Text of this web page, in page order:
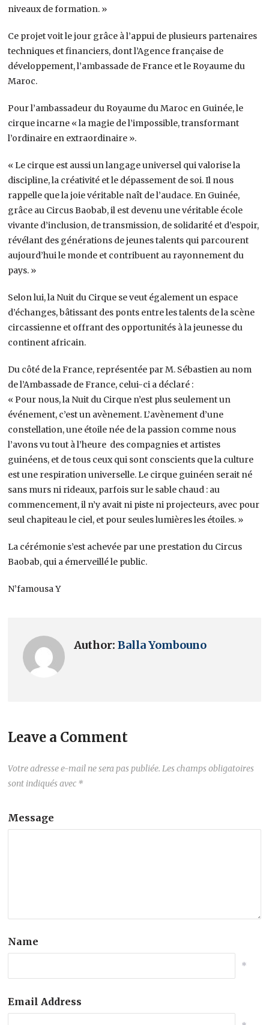
niveaux de formation. »
Ce projet voit le jour grâce à l’appui de plusieurs partenaires
techniques et financiers, dont l’Agence française de
développement, l’ambassade de France et le Royaume du
Maroc.
Pour l’ambassadeur du Royaume du Maroc en Guinée, le
cirque incarne « la magie de l’impossible, transformant
l’ordinaire en extraordinaire ».
« Le cirque est aussi un langage universel qui valorise la
discipline, la créativité et le dépassement de soi. Il nous
rappelle que la joie véritable naît de l’audace. En Guinée,
grâce au Circus Baobab, il est devenu une véritable école
vivante d’inclusion, de transmission, de solidarité et d’espoir,
révélant des générations de jeunes talents qui parcourent
aujourd’hui le monde et contribuent au rayonnement du
pays. »
Selon lui, la Nuit du Cirque se veut également un espace
d’échanges, bâtissant des ponts entre les talents de la scène
circassienne et offrant des opportunités à la jeunesse du
continent africain.
Du côté de la France, représentée par M. Sébastien au nom
de l’Ambassade de France, celui-ci a déclaré :
« Pour nous, la Nuit du Cirque n’est plus seulement un
événement, c’est un avènement. L’avènement d’une
constellation, une étoile née de la passion comme nous
l’avons vu tout à l’heure des compagnies et artistes
guinéens, et de tous ceux qui sont conscients que la culture
est une respiration universelle. Le cirque guinéen serait né
sans murs ni rideaux, parfois sur le sable chaud : au
commencement, il n’y avait ni piste ni projecteurs, avec pour
seul chapiteau le ciel, et pour seules lumières les étoiles. »
La cérémonie s’est achevée par une prestation du Circus
Baobab, qui a émerveillé le public.
N’famousa Y
Author:Balla Yombouno
Leave a Comment
Votre adresse e-mail ne sera pas publiée. Les champs obligatoires
sont indiqués avec *
Message
Name
*
Email Address